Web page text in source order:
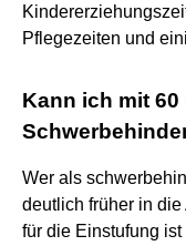
Pflegezeiten und
Kann ich mit 60
Wer als
deutlich früher in
für die Einstufung